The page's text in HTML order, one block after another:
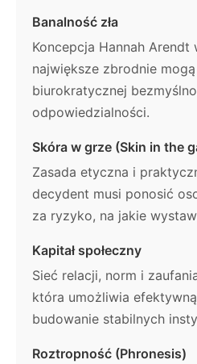
Banalność zła
Koncepcja Hannah Arendt
największe zbrodnie
biurokratycznej
odpowiedzialności.
Skóra w grze (Skin in the
Zasada etyczna i
decydent musi ponosić
za ryzyko, na jakie
Kapitał społeczny
Sieć relacji, norm i
która umożliwia
budowanie stabilnych
Roztropność (Phronesis)